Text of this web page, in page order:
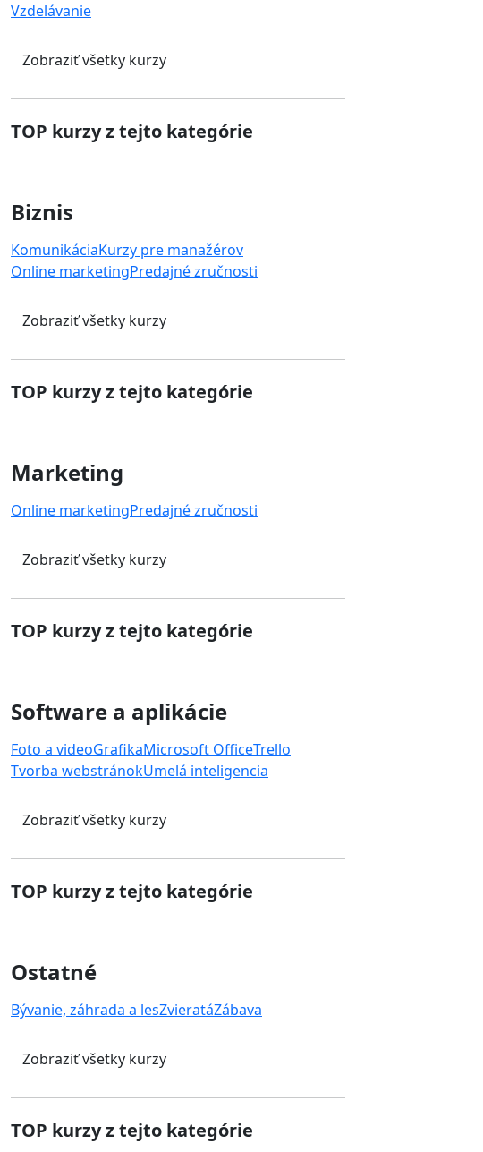
Vzdelávanie
Zobraziť všetky kurzy
TOP kurzy z tejto kategórie
Biznis
KomunikáciaKurzy pre manažérov
Online marketingPredajné zručnosti
Zobraziť všetky kurzy
TOP kurzy z tejto kategórie
Marketing
Online marketingPredajné zručnosti
Zobraziť všetky kurzy
TOP kurzy z tejto kategórie
Software a aplikácie
Foto a videoGrafikaMicrosoft OfficeTrello
Tvorba webstránokUmelá inteligencia
Zobraziť všetky kurzy
TOP kurzy z tejto kategórie
Ostatné
Bývanie, záhrada a lesZvieratáZábava
Zobraziť všetky kurzy
TOP kurzy z tejto kategórie